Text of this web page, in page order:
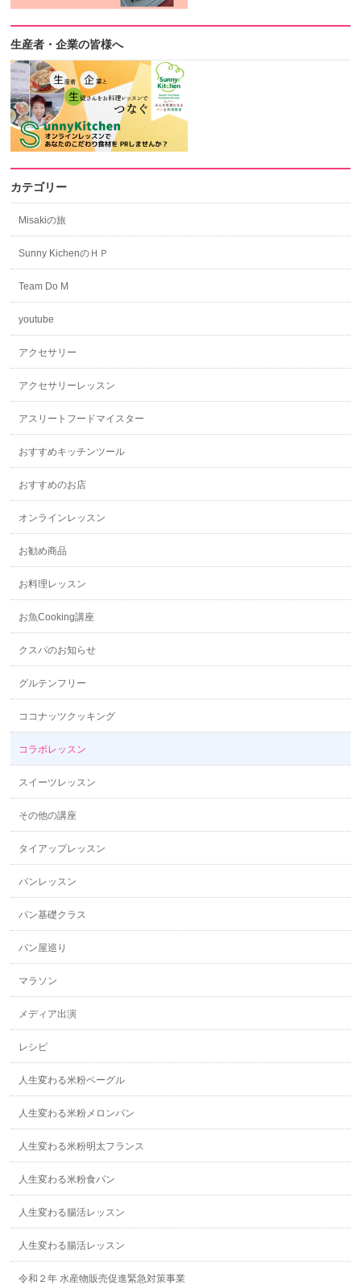
生産者・企業の皆様へ
カテゴリー
Misakiの旅
Sunny KichenのＨＰ
Team Do M
youtube
アクセサリー
アクセサリーレッスン
アスリートフードマイスター
おすすめキッチンツール
おすすめのお店
オンラインレッスン
お勧め商品
お料理レッスン
お魚Cooking講座
クスパのお知らせ
グルテンフリー
ココナッツクッキング
コラボレッスン
スイーツレッスン
その他の講座
タイアップレッスン
パンレッスン
パン基礎クラス
パン屋巡り
マラソン
メディア出演
レシピ
人生変わる米粉ベーグル
人生変わる米粉メロンパン
人生変わる米粉明太フランス
人生変わる米粉食パン
人生変わる腸活レッスン
人生変わる腸活レッスン
令和２年 水産物販売促進緊急対策事業